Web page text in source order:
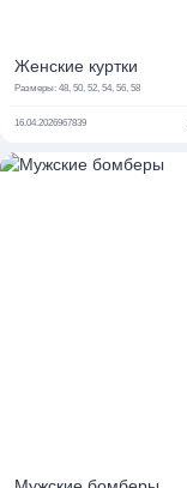
Женские куртки
Размеры: 48, 50, 52, 54, 56, 58
16.04.2026967839